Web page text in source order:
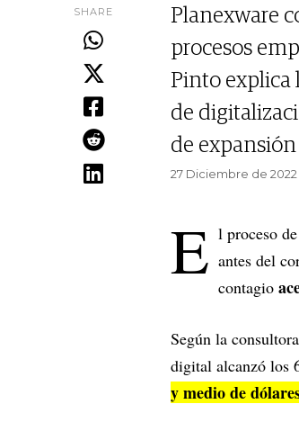
SHARE
Planexware
procesos
Pinto explica
de
de
27 Diciembre de
E l proceso de
antes del
contagio
Según la
digital alcanzó los
y medio de